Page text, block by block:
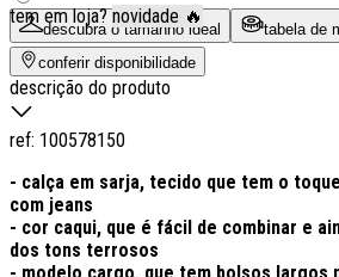
descubra o tamanho ideal tabela de
tem em loja? novidade 🔥
conferir disponibilidade
descrição do produto
ref: 100578150
- calça em sarja, tecido que tem o
com jeans
- cor caqui, que é fácil de combinar e
dos tons terrosos
- modelo cargo, que tem bolsos largos